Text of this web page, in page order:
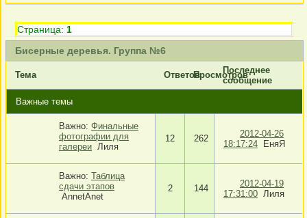
Бисерные деревья. Группа №6
Страница: 1
Тема ОтветовПросмотровПоследнее
сообщение
Важные темы
Важно: Финальные
фотографии для
галереи Лиля
12 262
2012-04-26
18:17:24
ЕняЯ
Важно: Таблица
сдачи этапов
AnnetAnet
2 144
2012-04-19
17:31:00 Лиля